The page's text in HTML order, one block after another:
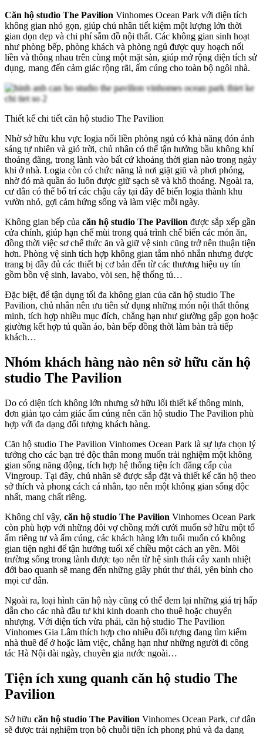
Căn hộ studio The Pavilion Vinhomes Ocean Park với diện tích
không gian nhỏ gọn, giúp chủ nhân tiết kiệm một lượng lớn thời
gian dọn dẹp và chi phí sắm đồ nội thất. Các không gian sinh hoạt
như phòng bếp, phòng khách và phòng ngủ được quy hoạch nối
liền và thông nhau trên cùng một mặt sàn, giúp mở rộng diện tích sử
dụng, mang đến cảm giác rộng rãi, ấm cúng cho toàn bộ ngôi nhà.
Thiết kế chi tiết căn hộ studio The Pavilion
Nhờ sở hữu khu vực logia nối liền phòng ngủ có khả năng đón ánh
sáng tự nhiên và gió trời, chủ nhân có thể tận hưởng bầu không khí
thoáng đãng, trong lành vào bất cứ khoảng thời gian nào trong ngày
khi ở nhà. Logia còn có chức năng là nơi giặt giũ và phơi phóng,
nhờ đó mà quần áo luôn được giữ sạch sẽ và khô thoáng. Ngoài ra,
cư dân có thể bố trí các chậu cây tại đây để biến logia thành khu
vườn nhỏ, gợi cảm hứng sống và làm việc mỗi ngày.
Không gian bếp của căn hộ studio The Pavilion được sắp xếp gần
cửa chính, giúp hạn chế mùi trong quá trình chế biến các món ăn,
đồng thời việc sơ chế thức ăn và giữ vệ sinh cũng trở nên thuận tiện
hơn. Phòng vệ sinh tích hợp không gian tắm nhỏ nhắn nhưng được
trang bị đầy đủ các thiết bị cơ bản đến từ các thương hiệu uy tín
gồm bồn vệ sinh, lavabo, vòi sen, hệ thống tủ…
Đặc biệt, để tận dụng tối đa không gian của căn hộ studio The
Pavilion, chủ nhân nên ưu tiên sử dụng những món nội thất thông
minh, tích hợp nhiều mục đích, chẳng hạn như giường gấp gọn hoặc
giường kết hợp tủ quần áo, bàn bếp đồng thời làm bàn trà tiếp
khách…
Nhóm khách hàng nào nên sở hữu căn hộ
studio The Pavilion
Do có diện tích không lớn nhưng sở hữu lối thiết kế thông minh,
đơn giản tạo cảm giác ấm cúng nên căn hộ studio The Pavilion phù
hợp với đa dạng đối tượng khách hàng.
Căn hộ studio The Pavilion Vinhomes Ocean Park là sự lựa chọn lý
tưởng cho các bạn trẻ độc thân mong muốn trải nghiệm một không
gian sống năng động, tích hợp hệ thống tiện ích đẳng cấp của
Vingroup. Tại đây, chủ nhân sẽ được sắp đặt và thiết kế căn hộ theo
sở thích và phong cách cá nhân, tạo nên một không gian sống độc
nhất, mang chất riêng.
Không chỉ vậy, căn hộ studio The Pavilion Vinhomes Ocean Park
còn phù hợp với những đôi vợ chồng mới cưới muốn sở hữu một tổ
ấm riêng tư và ấm cúng, các khách hàng lớn tuổi muốn có không
gian tiện nghi để tận hưởng tuổi xế chiều một cách an yên. Môi
trường sống trong lành được tạo nên từ hệ sinh thái cây xanh nhiệt
đới bao quanh sẽ mang đến những giây phút thư thái, yên bình cho
mọi cư dân.
Ngoài ra, loại hình căn hộ này cũng có thể đem lại những giá trị hấp
dẫn cho các nhà đầu tư khi kinh doanh cho thuê hoặc chuyển
nhượng. Với diện tích vừa phải, căn hộ studio The Pavilion
Vinhomes Gia Lâm thích hợp cho nhiều đối tượng đang tìm kiếm
nhà thuê để ở hoặc làm việc, chẳng hạn như những người đi công
tác Hà Nội dài ngày, chuyên gia nước ngoài…
Tiện ích xung quanh căn hộ studio The
Pavilion
Sở hữu căn hộ studio The Pavilion Vinhomes Ocean Park, cư dân
sẽ được trải nghiệm trọn bộ chuỗi tiện ích phong phú và đa dạng